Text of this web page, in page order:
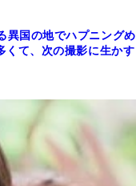
異国の地でハプニングめ
くて、次の撮影に生かす